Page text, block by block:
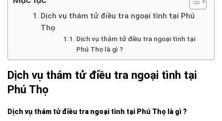
Dịch vụ thám tử điều tra ngoại tình tại Phú
Thọ
Dịch vụ thám tử điều tra ngoại tình tại
Phú Thọ là gì ?
Dịch vụ thám tử điều tra ngoại tình tại
Phú Thọ
Dịch vụ thám tử điều tra ngoại tình tại Phú Thọ là gì ?